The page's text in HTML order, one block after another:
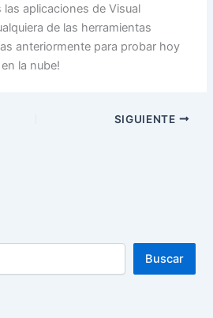
aplicaciones de Visual
de las herramientas
anteriormente para probar hoy
la nube!
SIGUIENTE
Buscar